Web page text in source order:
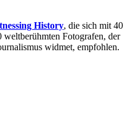
History, die sich mit 40
Fotografen, der
widmet, empfohlen.